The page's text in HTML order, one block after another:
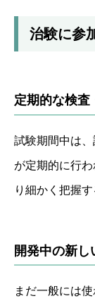
治験に参
定期的な検査
試験期間中は
が定期的に行
り細かく把握
開発中の新
まだ一般には